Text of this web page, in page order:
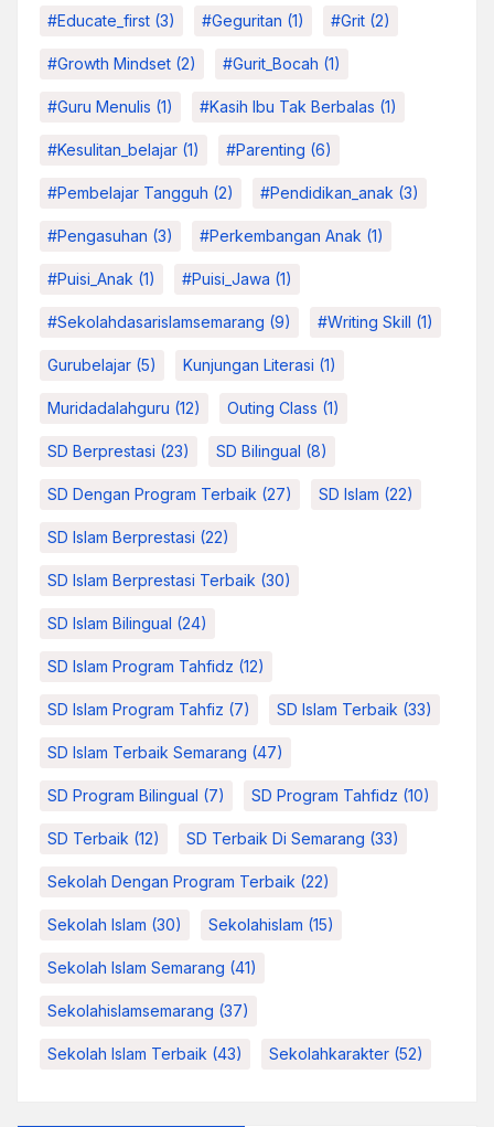
#educate_first (3) #Geguritan (1) #grit (2)
#growth Mindset (2) #Gurit_Bocah (1)
#Guru Menulis (1) #kasih Ibu Tak Berbalas (1)
#kesulitan_belajar (1) #parenting (6)
#pembelajar Tangguh (2) #pendidikan_anak (3)
#pengasuhan (3) #Perkembangan Anak (1)
#Puisi_Anak (1) #Puisi_Jawa (1)
#sekolahdasarislamsemarang (9) #Writing Skill (1)
Gurubelajar (5) Kunjungan Literasi (1)
Muridadalahguru (12) Outing Class (1)
SD Berprestasi (23) SD Bilingual (8)
SD Dengan Program Terbaik (27) SD Islam (22)
SD Islam Berprestasi (22)
SD Islam Berprestasi Terbaik (30)
SD Islam Bilingual (24)
SD Islam Program Tahfidz (12)
SD Islam Program Tahfiz (7) SD Islam Terbaik (33)
SD Islam Terbaik Semarang (47)
SD Program Bilingual (7) SD Program Tahfidz (10)
SD Terbaik (12) SD Terbaik Di Semarang (33)
Sekolah Dengan Program Terbaik (22)
Sekolah Islam (30) Sekolahislam (15)
Sekolah Islam Semarang (41)
Sekolahislamsemarang (37)
Sekolah Islam Terbaik (43) Sekolahkarakter (52)